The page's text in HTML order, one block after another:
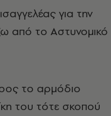
από το Αστυνομικό
το αρμόδιο
του τότε σκοπού